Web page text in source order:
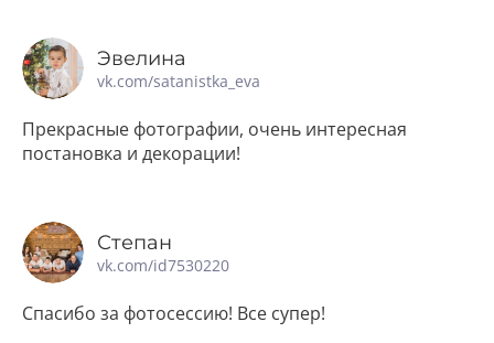
Эвелина
vk.com/satanistka_eva
Прекрасные фотографии, очень интересная
постановка и декорации!
Степан
vk.com/id7530220
Спасибо за фотосессию! Все супер!